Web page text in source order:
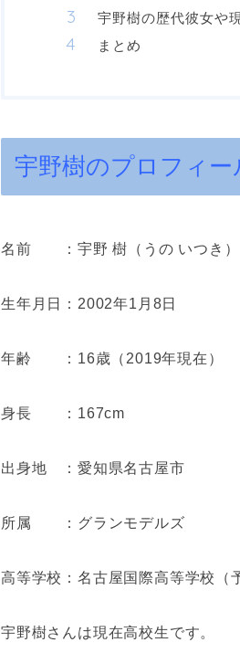
宇野樹の歴代彼女や
まとめ
宇野樹のプロフィー
名前 ：宇野 樹（うの いつき）
生年月日：2002年1月8日
年齢 ：16歳（2019年現在）
身長 ：167cm
出身地 ：愛知県名古屋市
所属 ：グランモデルズ
高等学校：名古屋国際高等学校（
宇野樹さんは現在高校生です。